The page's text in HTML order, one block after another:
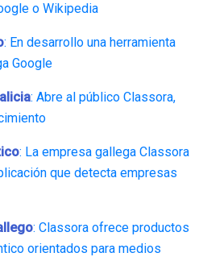
o Wikipedia
: En desarrollo una herramienta
Google
: Abre al público Classora,
: La empresa gallega Classora
que detecta empresas
: Classora ofrece productos
orientados para medios